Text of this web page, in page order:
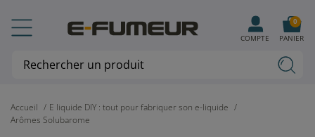
Accueil
E liquide DIY : tout pour fabriquer son e-liquide
Arômes Solubarome
COMPTE PANIER
0